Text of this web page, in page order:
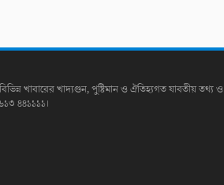
খাবারের খাদ্যগুন, পুষ্টিমান ও ঐতিহ্যগত যাবতীয় তথ্য
৪৪১১১১।